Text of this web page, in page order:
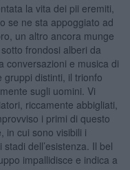
la vita dei pii eremiti,
se ne sta appoggiato ad
un altro ancora munge
frondosi alberi da
conversazioni e musica di
distinti, il trionfo
sugli uomini. Vi
riccamente abbigliati,
i primi di questo
in cui sono visibili i
dell’esistenza. Il bel
impallidisce e indica a